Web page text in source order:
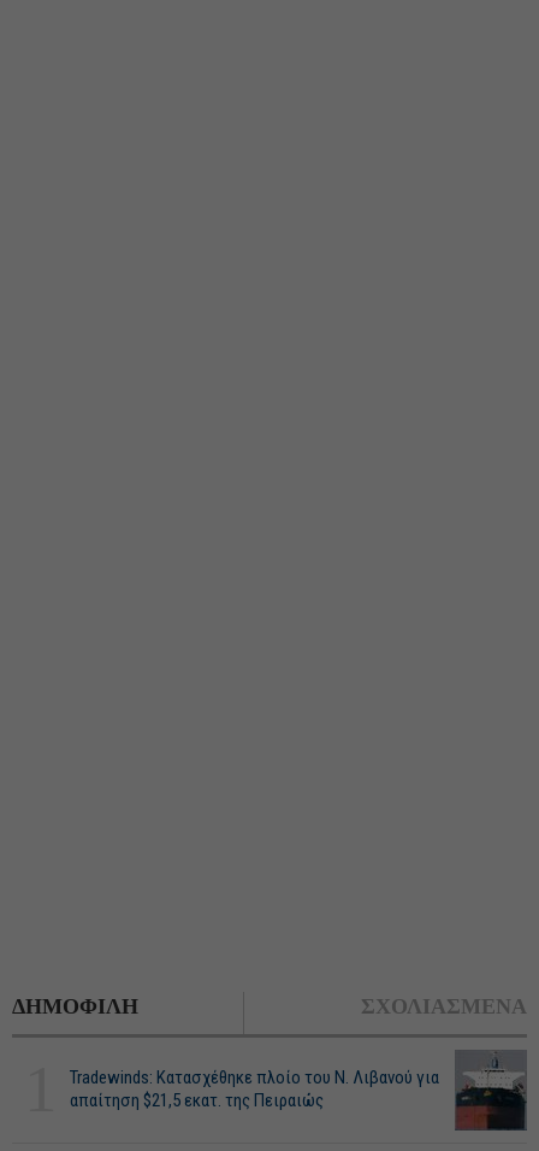
ΔΗΜΟΦΙΛΗ ΣΧΟΛΙΑΣΜΕΝΑ
Tradewinds: Κατασχέθηκε πλοίο του Ν. Λιβανού για
απαίτηση $21,5 εκατ. της Πειραιώς